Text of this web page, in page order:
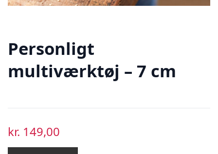
Personligt
multiværktøj – 7 cm
kr. 149,00